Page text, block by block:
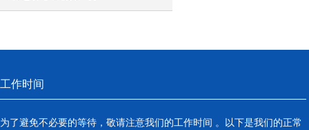
工作时间
为了避免不必要的等待，敬请注意我们的工作时间 。以下是我们的正常